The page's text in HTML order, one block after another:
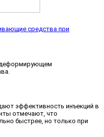
средства при
эффективность инъекций в
отмечают, что
быстрее, но только при